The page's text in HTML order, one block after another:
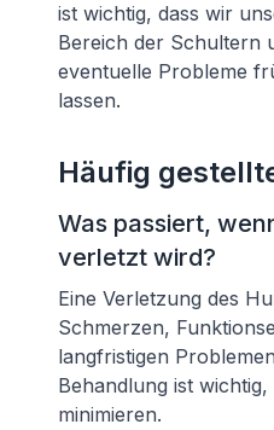
ist wichtig, dass wir
Bereich der Schultern
eventuelle Probleme
lassen.
Häufig
Was passiert,
verletzt wird?
Eine Verletzung des
Schmerzen,
langfristigen
Behandlung ist
minimieren.